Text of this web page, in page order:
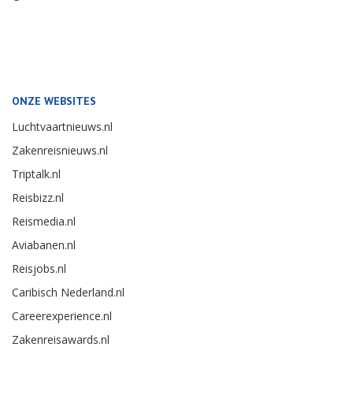
ONZE WEBSITES
Luchtvaartnieuws.nl
Zakenreisnieuws.nl
Triptalk.nl
Reisbizz.nl
Reismedia.nl
Aviabanen.nl
Reisjobs.nl
Caribisch Nederland.nl
Careerexperience.nl
Zakenreisawards.nl